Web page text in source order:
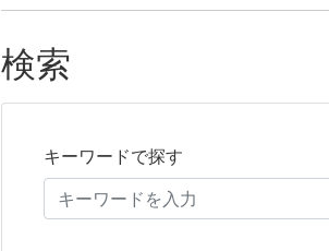
検索
キーワードで探す